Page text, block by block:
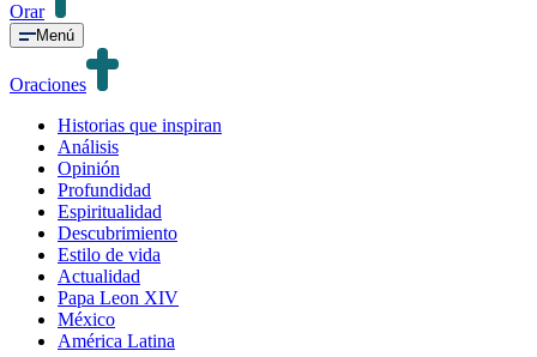
Orar
Menú
Oraciones
Historias que inspiran
Análisis
Opinión
Profundidad
Espiritualidad
Descubrimiento
Estilo de vida
Actualidad
Papa Leon XIV
México
América Latina